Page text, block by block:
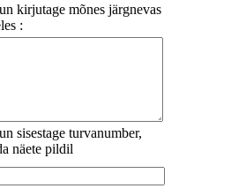
kirjutage mõnes järgnevas
:
sisestage turvanumber,
näete pildil